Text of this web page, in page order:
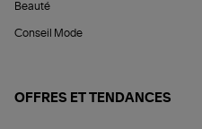
Beauté
Conseil Mode
OFFRES ET TENDANCES